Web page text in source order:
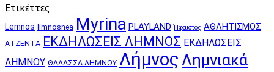
Ετικέττες
Lemnos limnosnea Myrina PLAYLAND Ήφαιστος ΑΘΛΗΤΙΣΜΟΣ
ΑΤΖΕΝΤΑ ΕΚΔΗΛΩΣΕΙΣ ΛΗΜΝΟΣ ΕΚΔΗΛΩΣΕΙΣ
ΛΗΜΝΟΥ ΘΑΛΑΣΣΑ ΛΗΜΝΟΥ Λήμνος Λημνιακά